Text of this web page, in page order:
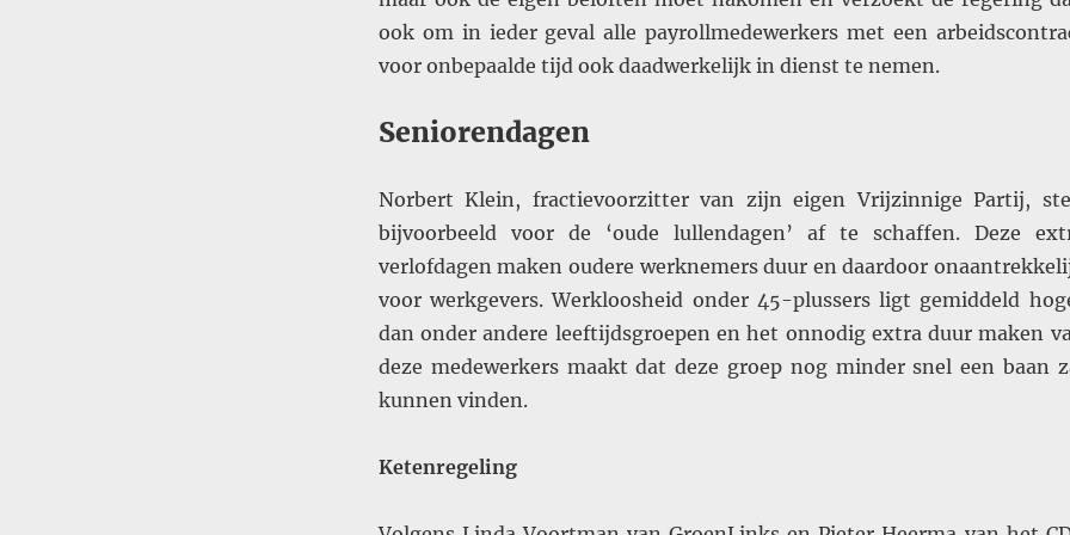
ook om in ieder geval alle payrollmedewerkers met een
voor onbepaalde tijd ook daadwerkelijk in dienst te nemen.
Seniorendagen
Norbert Klein, fractievoorzitter van zijn eigen Vrijzinnige Partij,
bijvoorbeeld voor de ‘oude lullendagen’ af te schaffen. Deze
verlofdagen maken oudere werknemers duur en daardoor
voor werkgevers. Werkloosheid onder 45-plussers ligt gemiddeld
dan onder andere leeftijdsgroepen en het onnodig extra duur maken
deze medewerkers maakt dat deze groep nog minder snel een baan
kunnen vinden.
Ketenregeling